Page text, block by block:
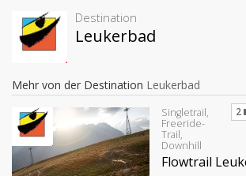
Destination
Leukerbad
Mehr von der Destination Leukerbad
Singletrail,
Freeride-
Trail,
Downhill
2
Flowtrail